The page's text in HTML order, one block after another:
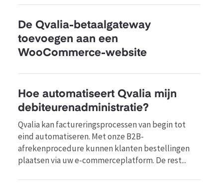
De Qvalia-betaalgateway
toevoegen aan een
WooCommerce-website
Hoe automatiseert Qvalia mijn
debiteurenadministratie?
Qvalia kan factureringsprocessen van begin tot
eind automatiseren. Met onze B2B-
afrekenprocedure kunnen klanten bestellingen
plaatsen via uw e-commerceplatform. De rest...